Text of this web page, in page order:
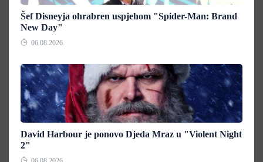
Šef Disneyja ohrabren uspjehom "Spider-Man: Brand
New Day"
06.08.2026.
David Harbour je ponovo Djeda Mraz u "Violent Night
2"